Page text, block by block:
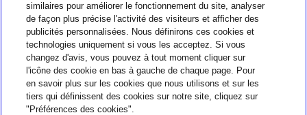
Nous joindre
1-800-284-4416
À propos de MiniMed
Information
similaires pour améliorer le fonctionnement du site, analyser
de façon plus précise l'activité des visiteurs et afficher des
publicités personnalisées. Nous définirons ces cookies et
technologies uniquement si vous les acceptez. Si vous
changez d'avis, vous pouvez à tout moment cliquer sur
l'icône des cookie en bas à gauche de chaque page. Pour
en savoir plus sur les cookies que nous utilisons et sur les
tiers qui définissent des cookies sur notre site, cliquez sur
"Préférences des cookies".